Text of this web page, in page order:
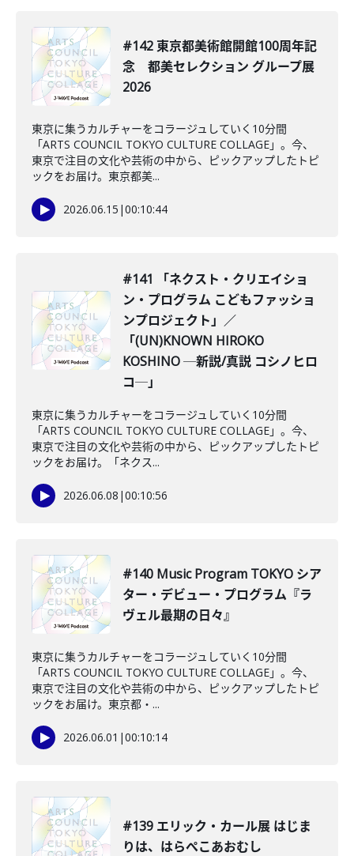
#142 東京都美術館開館100周年記
念 都美セレクション グループ展
2026
東京に集うカルチャーをコラージュしていく10分間
「ARTS COUNCIL TOKYO CULTURE COLLAGE」。今、
東京で注目の文化や芸術の中から、ピックアップしたトピ
ックをお届け。東京都美...
2026.06.15 |00:10:44
#141 「ネクスト・クリエイショ
ン・プログラム こどもファッショ
ンプロジェクト」／
「(UN)KNOWN HIROKO
KOSHINO ─新説/真説 コシノヒロ
コ─」
東京に集うカルチャーをコラージュしていく10分間
「ARTS COUNCIL TOKYO CULTURE COLLAGE」。今、
東京で注目の文化や芸術の中から、ピックアップしたトピ
ックをお届け。「ネクス...
2026.06.08 |00:10:56
#140 Music Program TOKYO シア
ター・デビュー・プログラム『ラ
ヴェル最期の日々』
東京に集うカルチャーをコラージュしていく10分間
「ARTS COUNCIL TOKYO CULTURE COLLAGE」。今、
東京で注目の文化や芸術の中から、ピックアップしたトピ
ックをお届け。東京都・...
2026.06.01 |00:10:14
#139 エリック・カール展 はじま
りは、はらぺこあおむし